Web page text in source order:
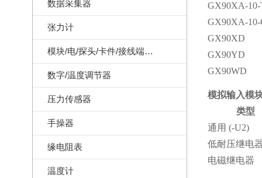
数据采集器
张力计
模块/电/探头/卡件/接线端子/记录纸
数字/温度调节器
压力传感器
手操器
缘电阻表
温度计
GX90XA-10-
GX90XA-10-
GX90XD
GX90YD
GX90WD
模拟输入模
类型
通用 (-U2)
低耐压继电
电磁继电器